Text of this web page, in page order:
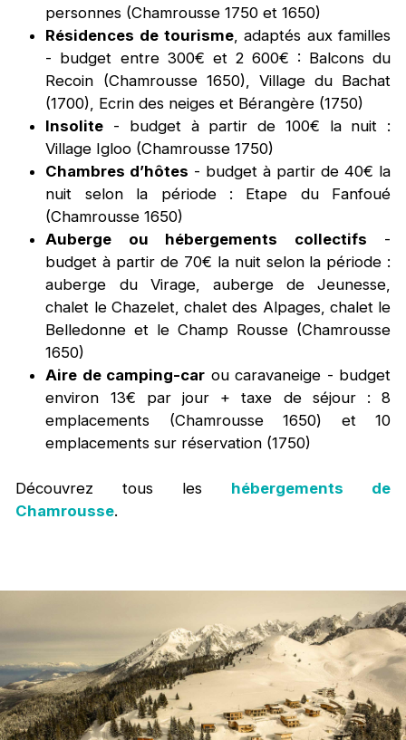
personnes (Chamrousse 1750 et 1650)
Résidences de tourisme, adaptés aux familles
- budget entre 300€ et 2 600€ : Balcons du
Recoin (Chamrousse 1650), Village du Bachat
(1700), Ecrin des neiges et Bérangère (1750)
Insolite - budget à partir de 100€ la nuit :
Village Igloo (Chamrousse 1750)
Chambres d’hôtes - budget à partir de 40€ la
nuit selon la période : Etape du Fanfoué
(Chamrousse 1650)
Auberge ou hébergements collectifs -
budget à partir de 70€ la nuit selon la période :
auberge du Virage, auberge de Jeunesse,
chalet le Chazelet, chalet des Alpages, chalet le
Belledonne et le Champ Rousse (Chamrousse
1650)
Aire de camping-car ou caravaneige - budget
environ 13€ par jour + taxe de séjour : 8
emplacements (Chamrousse 1650) et 10
emplacements sur réservation (1750)
Découvrez tous les hébergements de
Chamrousse.